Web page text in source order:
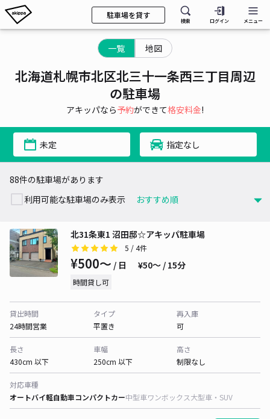
駐車場を貸す
検索 ログイン メニュー
一覧 地図
北海道札幌市北区北三十一条西三丁目周辺
の駐車場
アキッパなら予約ができて格安料金!
未定 指定なし
88件の駐車場があります
利用可能な駐車場のみ表示
北31条東1 沼田邸☆アキッパ駐車場
5 / 4件
¥500〜 / 日 ¥50〜 / 15分
時間貸し可
貸出時間
24時間営業
タイプ
平置き
再入庫
可
長さ
430cm 以下
車幅
250cm 以下
高さ
制限なし
対応車種
オートバイ軽自動車コンパクトカー中型車ワンボックス大型車・SUV